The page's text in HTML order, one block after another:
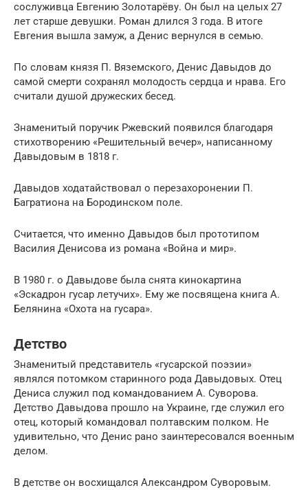
сослуживца Евгению Золотарёву. Он был на целых 27
лет старше девушки. Роман длился 3 года. В итоге
Евгения вышла замуж, а Денис вернулся в семью.
По словам князя П. Вяземского, Денис Давыдов до
самой смерти сохранял молодость сердца и нрава. Его
считали душой дружеских бесед.
Знаменитый поручик Ржевский появился благодаря
стихотворению «Решительный вечер», написанному
Давыдовым в 1818 г.
Давыдов ходатайствовал о перезахоронении П.
Багратиона на Бородинском поле.
Считается, что именно Давыдов был прототипом
Василия Денисова из романа «Война и мир».
В 1980 г. о Давыдове была снята кинокартина
«Эскадрон гусар летучих». Ему же посвящена книга А.
Белянина «Охота на гусара».
Детство
Знаменитый представитель «гусарской поэзии»
являлся потомком старинного рода Давыдовых. Отец
Дениса служил под командованием А. Суворова.
Детство Давыдова прошло на Украине, где служил его
отец, который командовал полтавским полком. Не
удивительно, что Денис рано заинтересовался военным
делом.
В детстве он восхищался Александром Суворовым.